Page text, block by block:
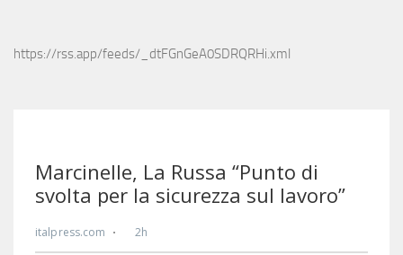
https://rss.app/feeds/_dtFGnGeA0SDRQRHi.xml